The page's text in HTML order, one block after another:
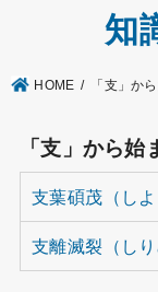
知
HOME 「支」か
「支」から
支葉碩茂（しよ
支離滅裂（しり